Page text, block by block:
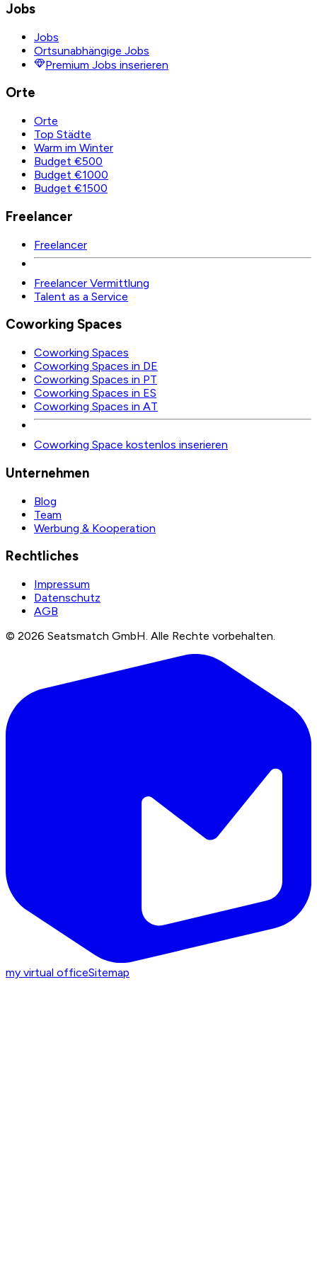
Jobs
Jobs
Ortsunabhängige Jobs
Premium Jobs inserieren
Orte
Orte
Top Städte
Warm im Winter
Budget €500
Budget €1000
Budget €1500
Freelancer
Freelancer
Freelancer Vermittlung
Talent as a Service
Coworking Spaces
Coworking Spaces
Coworking Spaces in DE
Coworking Spaces in PT
Coworking Spaces in ES
Coworking Spaces in AT
Coworking Space kostenlos inserieren
Unternehmen
Blog
Team
Werbung & Kooperation
Rechtliches
Impressum
Datenschutz
AGB
© 2026 Seatsmatch GmbH. Alle Rechte vorbehalten.
my virtual officeSitemap